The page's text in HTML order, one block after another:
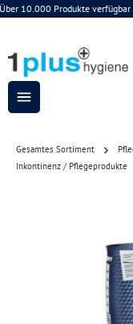
Zum Hauptinhalt springen
10.000 Produkte verfügbar
Gesamtes Sortiment
Inkontinenz / Pflegeprodukte